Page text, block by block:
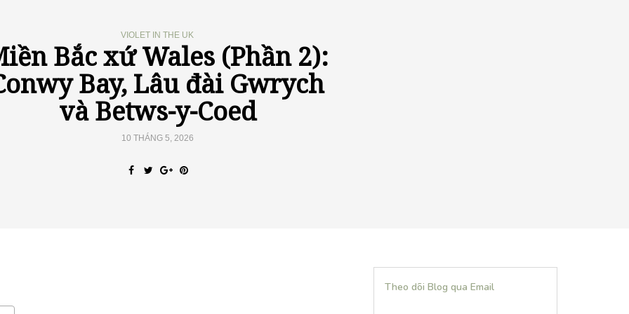
VIOLET IN THE UK
Bắc xứ Wales (Phần 2):
Bay, Lâu đài Gwrych
và Betws-y-Coed
10 THÁNG 5, 2026
Theo dõi Blog qua Email